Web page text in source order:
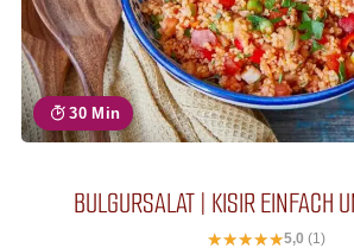
30 Min
BULGURSALAT | KISIR EINFACH
5,0 (1)